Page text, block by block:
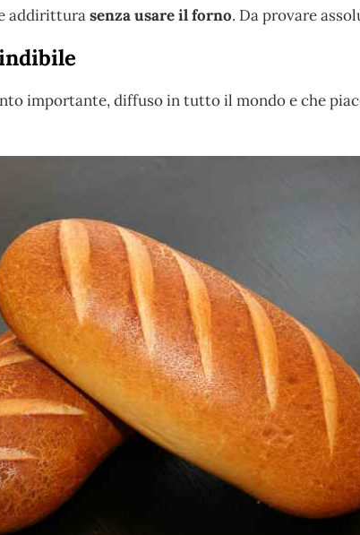
addiritturasenza usare il forno. Da provare
importante, diffuso in tutto il mondo e che